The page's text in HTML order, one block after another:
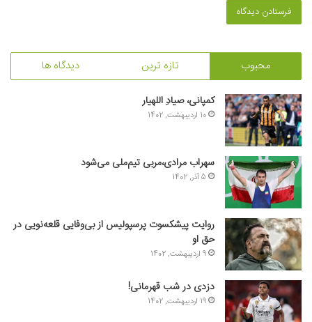
محبوب تازه ترین دیدگاه ها
کمپانی، صیادِ اللهیار
10 اردیبهشت, 1402
سهراب مرادی،مربی تیم‌ملی می‌شود
5 آذر, 1402
روایت پیشکسوت پرسپولیس از بی‌وفایی قلعه‌نویی در
حق او
9 اردیبهشت, 1402
دزدی در شب قهرمانی!
19 اردیبهشت, 1402